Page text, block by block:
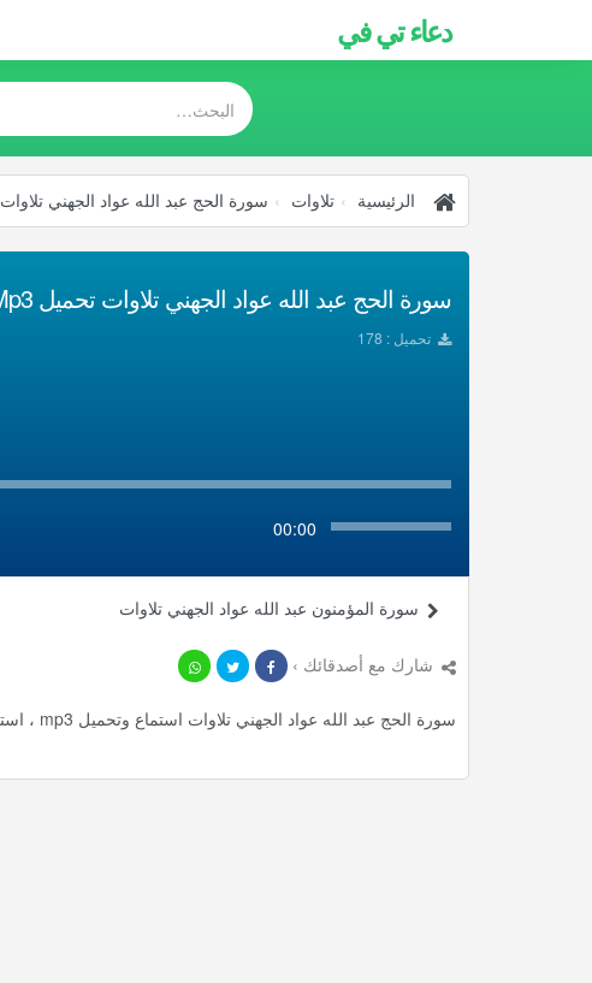
دعاء تي في
الرئيسية تلاوات سورة الحج عبد الله عواد الجهني تلاوات
سورة الحج عبد الله عواد الجهني تلاوات تحميل Mp3
تحميل : 178
00:00
سورة المؤمنون عبد الله عواد الجهني تلاوات
شارك مع أصدقائك ›
سورة الحج عبد الله عواد الجهني تلاوات استماع وتحميل mp3 ، استمع لأأكثر من 20.9 دقيقة من تلاوات المميزة مجانا.